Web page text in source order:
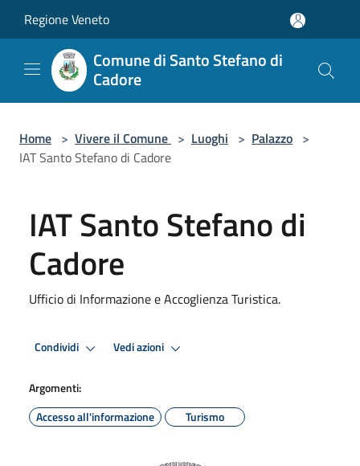
Regione Veneto
Comune di Santo Stefano di
Cadore
Home > Vivere il Comune > Luoghi > Palazzo >
IAT Santo Stefano di Cadore
IAT Santo Stefano di
Cadore
Ufficio di Informazione e Accoglienza Turistica.
Condividi Vedi azioni
Argomenti:
Accesso all'informazione
Turismo